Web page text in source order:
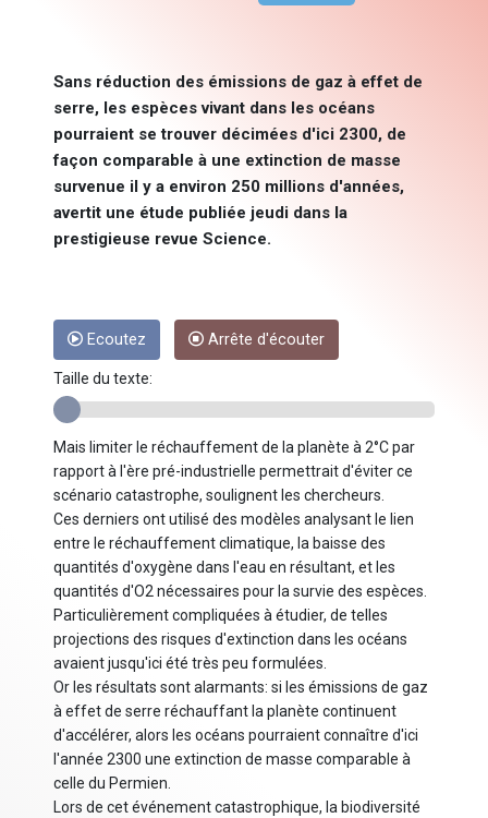
Sans réduction des émissions de gaz à effet de
serre, les espèces vivant dans les océans
pourraient se trouver décimées d'ici 2300, de
façon comparable à une extinction de masse
survenue il y a environ 250 millions d'années,
avertit une étude publiée jeudi dans la
prestigieuse revue Science.
Ecoutez Arrête d'écouter
Taille du texte:
Mais limiter le réchauffement de la planète à 2°C par
rapport à l'ère pré-industrielle permettrait d'éviter ce
scénario catastrophe, soulignent les chercheurs.
Ces derniers ont utilisé des modèles analysant le lien
entre le réchauffement climatique, la baisse des
quantités d'oxygène dans l'eau en résultant, et les
quantités d'O2 nécessaires pour la survie des espèces.
Particulièrement compliquées à étudier, de telles
projections des risques d'extinction dans les océans
avaient jusqu'ici été très peu formulées.
Or les résultats sont alarmants: si les émissions de gaz
à effet de serre réchauffant la planète continuent
d'accélérer, alors les océans pourraient connaître d'ici
l'année 2300 une extinction de masse comparable à
celle du Permien.
Lors de cet événement catastrophique, la biodiversité